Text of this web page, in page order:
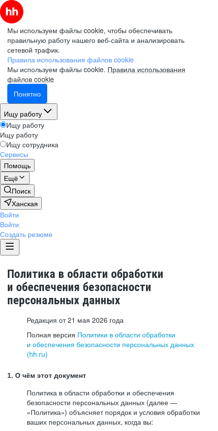
Мы используем файлы cookie, чтобы обеспечивать
правильную работу нашего веб-сайта и анализировать
сетевой трафик.
Правила использования файлов cookie
Мы используем файлы cookie. Правила использования
файлов cookie
Понятно
Ищу работу
Ищу работу
Ищу работу
Ищу сотрудника
Сервисы
Помощь
Ещё
Поиск
Ханская
Войти
Войти
Создать резюме
Политика в области обработки
и обеспечения безопасности
персональных данных
Редакция от 21 мая 2026 года
Полная версия Политики в области обработки
и обеспечения безопасности персональных данных
(hh.ru)
1. О чём этот документ
Политика в области обработки и обеспечения
безопасности персональных данных (далее —
«Политика») объясняет порядок и условия обработки
ваших персональных данных, когда вы: